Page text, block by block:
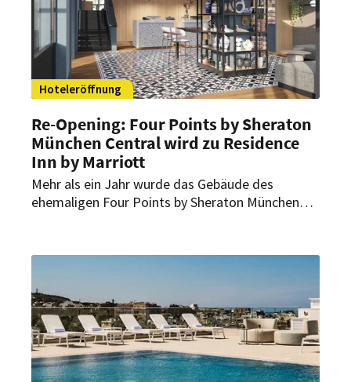
Hoteleröffnung
Re-Opening: Four Points by Sheraton
München Central wird zu Residence
Inn by Marriott
Mehr als ein Jahr wurde das Gebäude des
ehemaligen Four Points by Sheraton München
langjähriger Partner der Arabella Hospitality SE
Residence Inn by Marriott München Central neu
eröffnet.